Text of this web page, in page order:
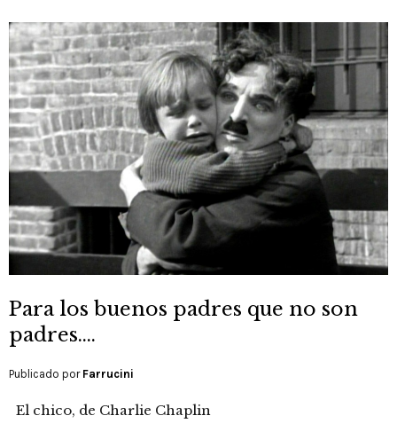
Para los buenos padres que no son
padres….
Publicado por Farrucini
El chico, de Charlie Chaplin